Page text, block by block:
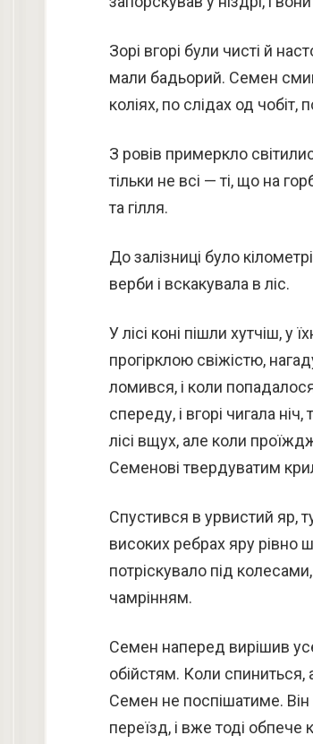
Зорі вгорі були чисті й
мали бадьорий. Семен
коліях, по слідах од чобіт,
З ровів примеркло
тільки не всі — ті, що на
та гілля.
До залізниці було
верби і вскакувала в ліс.
У лісі коні пішли хутчіш, у
прогірклою свіжістю,
ломився, і коли
спереду, і вгорі чигала
лісі вщух, але коли
Семенові твердуватим
Спустився в урвистий яр,
високих ребрах яру рівно
потріскувало під
чамрінням.
Семен наперед вирішив
обійстям. Коли спиниться,
Семен не поспішатиме.
переїзд, і вже тоді обпече